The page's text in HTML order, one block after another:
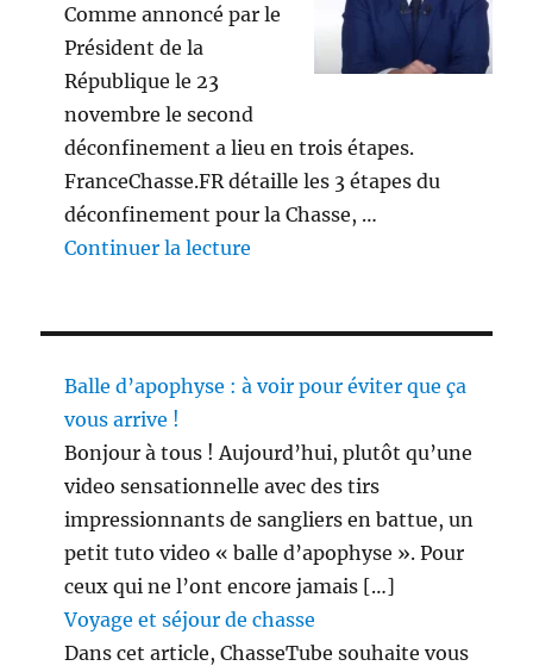
Comme annoncé par le
Président de la
République le 23
novembre le second
déconfinement a lieu en trois étapes.
FranceChasse.FR détaille les 3 étapes du
déconfinement pour la Chasse, …
Continuer la lecture
Balle d’apophyse : à voir pour éviter que ça
vous arrive !
Bonjour à tous ! Aujourd’hui, plutôt qu’une
video sensationnelle avec des tirs
impressionnants de sangliers en battue, un
petit tuto video « balle d’apophyse ». Pour
ceux qui ne l’ont encore jamais […]
Voyage et séjour de chasse
Dans cet article, ChasseTube souhaite vous